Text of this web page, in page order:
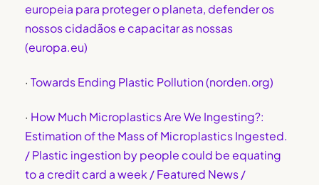
europeia para proteger o planeta, defender os
nossos cidadãos e capacitar as nossas
(europa.eu)
· Towards Ending Plastic Pollution (norden.org)
· How Much Microplastics Are We Ingesting?:
Estimation of the Mass of Microplastics Ingested.
/ Plastic ingestion by people could be equating
to a credit card a week / Featured News /